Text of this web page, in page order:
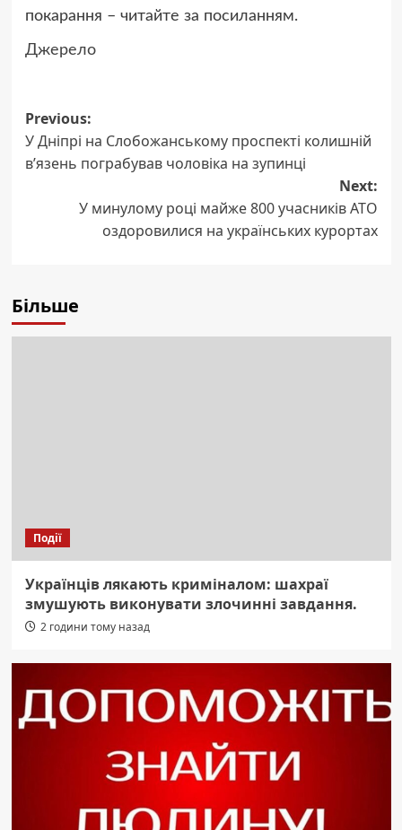
покарання – читайте за посиланням.
Джерело
Post
navigation
Previous:
У Дніпрі на Слобожанському проспекті колишній
в’язень пограбував чоловіка на зупинці
Next:
У минулому році майже 800 учасників АТО
оздоровилися на українських курортах
Більше
Події
Українців лякають криміналом: шахраї
змушують виконувати злочинні завдання.
2 години тому назад